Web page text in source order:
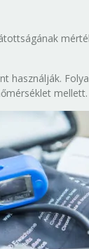
használják.
mellett.